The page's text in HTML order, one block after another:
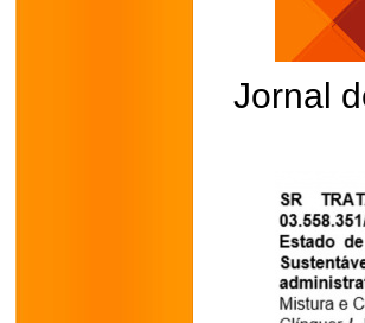
Jornal